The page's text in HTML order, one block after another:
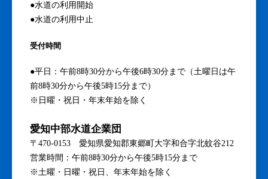
●水道の利用開始
●水道の利用中止
受付時間
●平日：午前8時30分から午後6時30分まで（土曜日は午
前8時30分から午後5時15分まで）
※日曜・祝日・年末年始を除く
愛知中部水道企業団
〒470-0153 愛知県愛知郡東郷町大字和合字北蚊谷212
営業時間：午前8時30分から午後5時15分まで
※土曜・日曜・祝日、年末年始を除く